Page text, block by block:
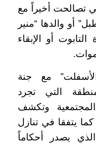
تصالحت أخيراً مع
أو والدها “منير
أو الإبقاء
مع جنة
التي تجرد
وتكشف
كما يتفقا في تنازل
يصدر أحكاماً